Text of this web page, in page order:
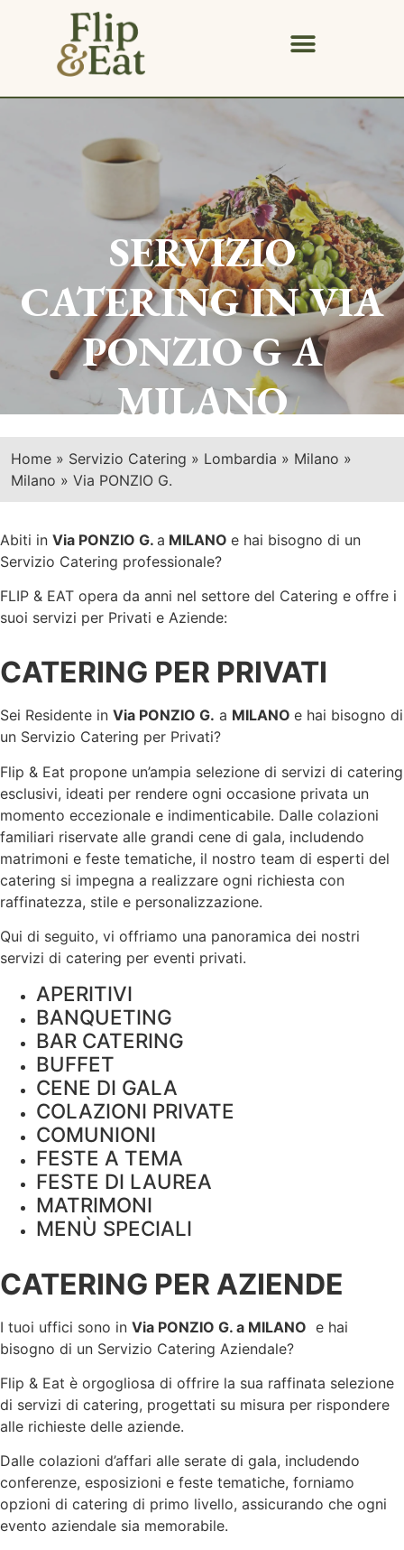
SERVIZIO
CATERING INVIA
PONZIO GA
MILANO
Home » Servizio Catering » Lombardia » Milano »
Milano » Via PONZIO G.
Abiti in Via PONZIO G. a MILANO e hai bisogno di un
Servizio Catering professionale?
FLIP & EAT opera da anni nel settore del Catering e offre i
suoi servizi per Privati e Aziende:
CATERING PER PRIVATI
Sei Residente in Via PONZIO G. a MILANO e hai bisogno di
un Servizio Catering per Privati?
Flip & Eat propone un’ampia selezione di servizi di catering
esclusivi, ideati per rendere ogni occasione privata un
momento eccezionale e indimenticabile. Dalle colazioni
familiari riservate alle grandi cene di gala, includendo
matrimoni e feste tematiche, il nostro team di esperti del
catering si impegna a realizzare ogni richiesta con
raffinatezza, stile e personalizzazione.
Qui di seguito, vi offriamo una panoramica dei nostri
servizi di catering per eventi privati.
APERITIVI
BANQUETING
BAR CATERING
BUFFET
CENE DI GALA
COLAZIONI PRIVATE
COMUNIONI
FESTE A TEMA
FESTE DI LAUREA
MATRIMONI
MENÙ SPECIALI
CATERING PER AZIENDE
I tuoi uffici sono in Via PONZIO G. a MILANO e hai
bisogno di un Servizio Catering Aziendale?
Flip & Eat è orgogliosa di offrire la sua raffinata selezione
di servizi di catering, progettati su misura per rispondere
alle richieste delle aziende.
Dalle colazioni d’affari alle serate di gala, includendo
conferenze, esposizioni e feste tematiche, forniamo
opzioni di catering di primo livello, assicurando che ogni
evento aziendale sia memorabile.